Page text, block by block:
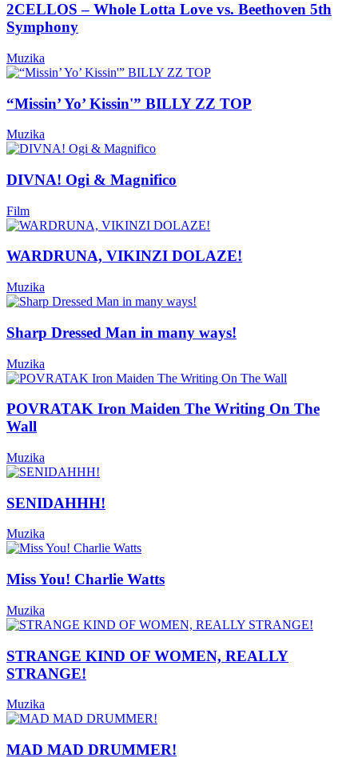
2CELLOS – Whole Lotta Love vs. Beethoven 5th
Symphony
Muzika
“Missin’ Yo’ Kissin'” BILLY ZZ TOP
Muzika
DIVNA! Ogi & Magnifico
Film
WARDRUNA, VIKINZI DOLAZE!
Muzika
Sharp Dressed Man in many ways!
Muzika
POVRATAK Iron Maiden The Writing On The
Wall
Muzika
SENIDAHHH!
Muzika
Miss You! Charlie Watts
Muzika
STRANGE KIND OF WOMEN, REALLY
STRANGE!
Muzika
MAD MAD DRUMMER!